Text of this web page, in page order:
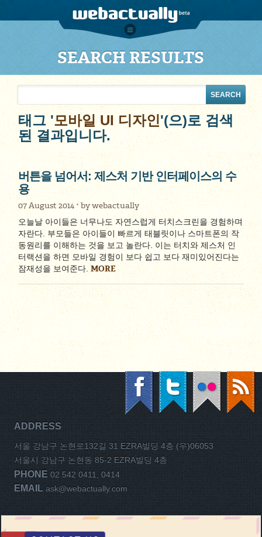
SEARCH RESULTS
태그 '모바일 UI 디자인'(으)로 검색
된 결과입니다.
버튼을 넘어서: 제스처 기반 인터페이스의 수
용
07 August 2014 bywebactually
오늘날 아이들은 너무나도 자연스럽게 터치스크린을 경험하며
자란다. 부모들은 아이들이 빠르게 태블릿이나 스마트폰의 작
동원리를 이해하는 것을 보고 놀란다. 이는 터치와 제스처 인
터랙션을 하면 모바일 경험이 보다 쉽고 보다 재미있어진다는
잠재성을 보여준다.MORE
ADDRESS
서울 강남구 논현로132길 31 EZRA빌딩 4층 (우)06053
서울시 강남구 논현동 85-2 EZRA빌딩 4층
PHONE 02 542 0411, 0414
EMAIL ask@webactually.com